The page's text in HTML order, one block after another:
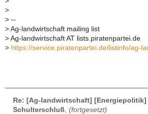
>
> --
> Ag-landwirtschaft mailing list
> Ag-landwirtschaft AT lists.piratenpartei.de
> https://service.piratenpartei.de/listinfo/ag-
Re: [Ag-landwirtschaft] [Energiepolitik]
Schulterschluß (fortgesetzt)